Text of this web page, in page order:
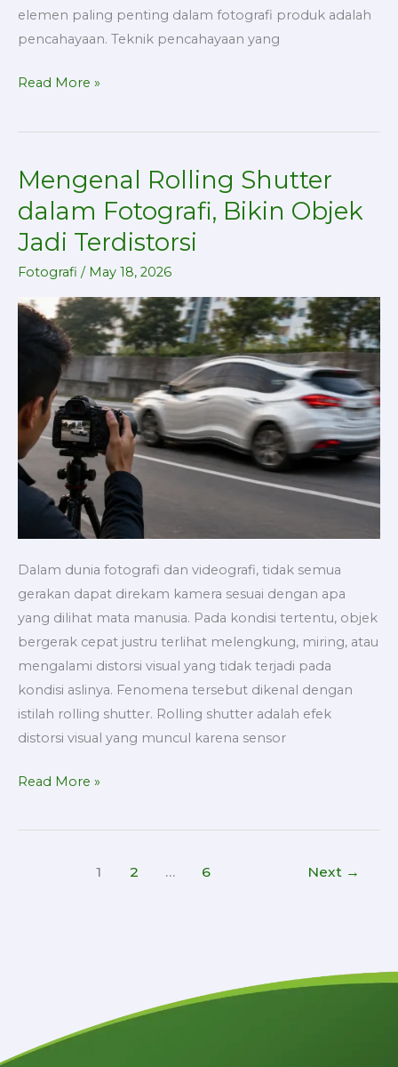
elemen paling penting dalam fotografi produk adalah
pencahayaan. Teknik pencahayaan yang
Read More »
Mengenal Rolling Shutter
dalam Fotografi, Bikin Objek
Jadi Terdistorsi
Fotografi / May 18, 2026
Dalam dunia fotografi dan videografi, tidak semua
gerakan dapat direkam kamera sesuai dengan apa
yang dilihat mata manusia. Pada kondisi tertentu, objek
bergerak cepat justru terlihat melengkung, miring, atau
mengalami distorsi visual yang tidak terjadi pada
kondisi aslinya. Fenomena tersebut dikenal dengan
istilah rolling shutter. Rolling shutter adalah efek
distorsi visual yang muncul karena sensor
Mengenal
Rolling
Shutter
dalam
Fotografi,
Objek
Terdistorsi
Read More »
1 2 … 6 Next →